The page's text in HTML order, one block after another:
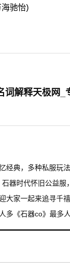
驰怡)
词解释天极网_
经典，多种私服玩
时代怀旧公益服，由热爱
大家一起来追寻千
多《石器co》最多